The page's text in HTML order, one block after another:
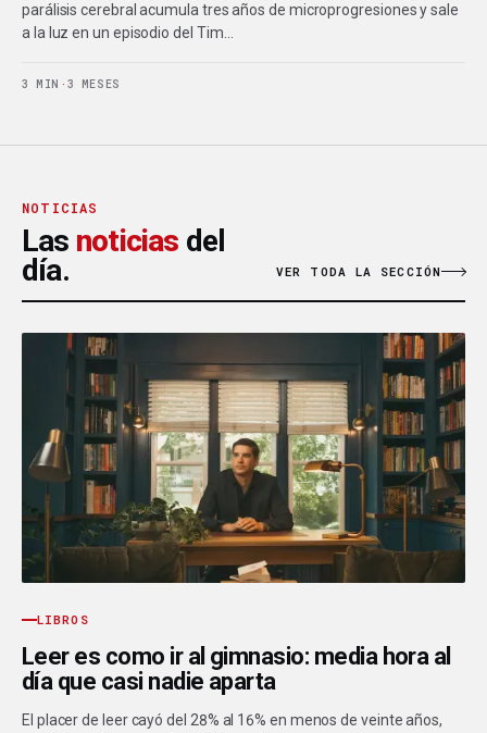
parálisis cerebral acumula tres años de microprogresiones y sale
a la luz en un episodio del Tim…
3 MIN · 3 MESES
NOTICIAS
Las noticias del
día.
VER TODA LA SECCIÓN
LIBROS
Leer es como ir al gimnasio: media hora al
día que casi nadie aparta
El placer de leer cayó del 28% al 16% en menos de veinte años,